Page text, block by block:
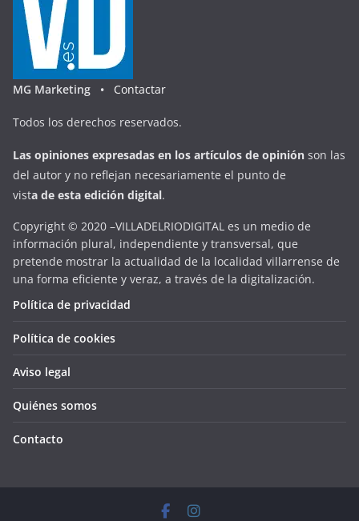
MG Marketing • Contactar
Todos los derechos reservados.
Las opiniones expresadas en los artículos de opinión son las
del autor y no reflejan necesariamente el punto de
vista de esta edición digital.
Copyright © 2020 –VILLADELRIODIGITAL es un medio de
información plural, independiente y transversal, que
pretende mostrar la actualidad de la localidad villarrense de
una forma eficiente y veraz, a través de la digitalización.
Política de privacidad
Política de cookies
Aviso legal
Quiénes somos
Contacto